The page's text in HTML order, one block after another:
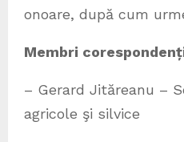
onoare, după cum
Membri
– Gerard Jităreanu –
agricole şi silvice